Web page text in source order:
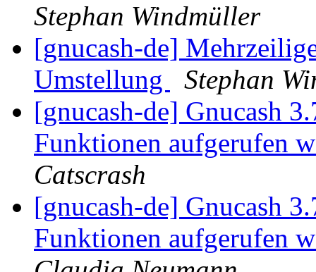
Stephan Windmüller
[gnucash-de]
Umstellung
Stephan
[gnucash-de] Gnucash
Funktionen aufgerufen
Catscrash
[gnucash-de] Gnucash
Funktionen aufgerufen